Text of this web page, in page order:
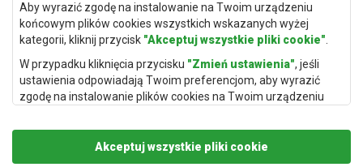
Aby wyrazić zgodę na instalowanie na Twoim urządzeniu
końcowym plików cookies wszystkich wskazanych wyżej
kategorii, kliknij przycisk "Akceptuj wszystkie pliki cookie"
W przypadku kliknięcia przycisku "Zmień ustawienia", jeśli
ustawienia odpowiadają Twoim preferencjom, aby wyrazić
zgodę na instalowanie plików cookies na Twoim urządzeniu
"Zapisz i zaakceptuj".
Podstawą przetwarzania danych osobowych, w zakresie w
Akceptuj wszystkie pliki cookie
Dywany Katowice
Dywany Rzeszów
Dywany Częstochowa